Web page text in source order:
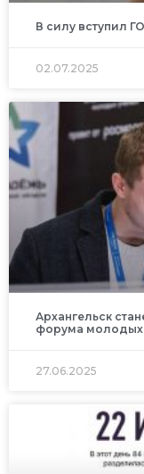
В силу вступил
02.07.2025
Архангельск
форума молодых
27.06.2025